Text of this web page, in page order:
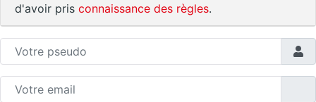
d'avoir pris connaissance des règles.